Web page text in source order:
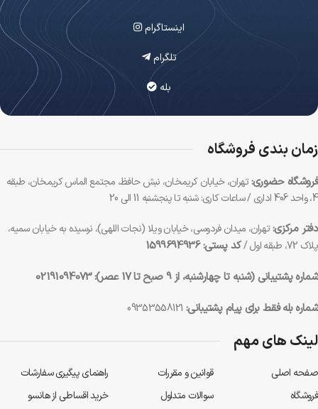
اینستاگرام
تلگرام
بله
لینک های مهم
صفحه اصلی
فروشگاه
قوانین و مقررات
سوالات متداول
راهنمای پیگیری سفارشات
خرید اقساطی از هانسو
زمان بندی فروشگاه
فروشگاه حضوری:تهران، خیابان کریمخان، نبش حافظ، مجتمع الماس کریمخان، طبقه
4، واحد 406 اداری / ساعات کاری: شنبه تا پنجشنبه 11 الی 20
دفتر مرکزی:تهران، میدان فردوسی، خیابان ویلا (نجات اللهی)، نرسیده به خیابان سمیه،
پلاک 72، طبقه اول /
کد پستی: 1599694936
شماره پشتیبانی (شنبه تا چهارشنبه، از 9 صبح تا 17 عصر):
02191094073
شماره بله فقط برای پیام پشتیبانی:09353558121